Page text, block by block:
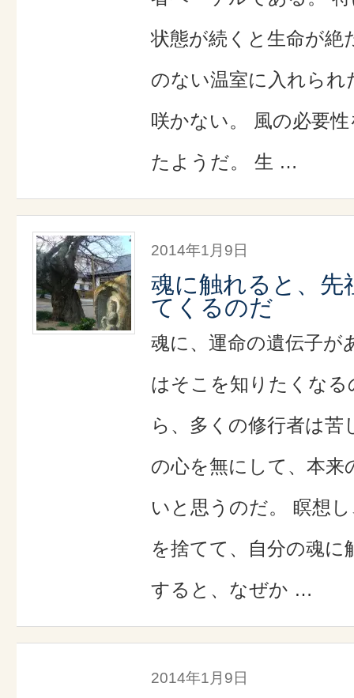
状態が続くと生命が絶
のない温室に入れられ
咲かない。 風の必要
たようだ。 生 …
2014年1月9日
魂に触れると、先
てくるのだ
魂に、運命の遺伝子が
はそこを知りたくな
ら、多くの修行者は苦
の心を無にして、本来
いと思うのだ。 瞑想
を捨てて、自分の魂に
すると、なぜか …
2014年1月9日